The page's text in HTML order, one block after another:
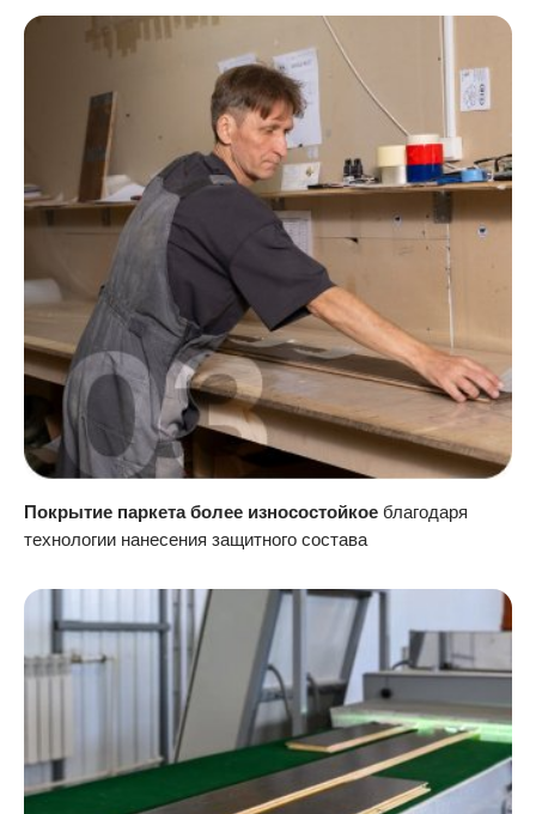
Покрытие паркета более износостойкое благодаря
технологии нанесения защитного состава